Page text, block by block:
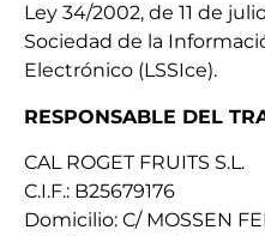
Ley 34/2002, de 11 de
Sociedad de la
Electrónico (LSSIce).
RESPONSABLE DEL
CAL ROGET FRUITS S.L.
C.I.F.: B25679176
Domicilio: C/ MOSSEN